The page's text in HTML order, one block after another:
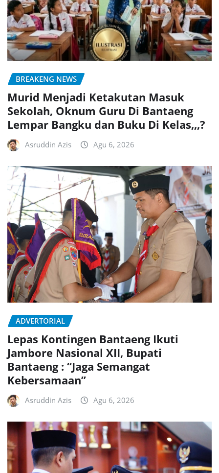
BREAKENG NEWS
Murid Menjadi Ketakutan Masuk
Sekolah, Oknum Guru Di Bantaeng
Lempar Bangku dan Buku Di Kelas,,,?
Asruddin Azis Agu 6, 2026
ADVERTORIAL
Lepas Kontingen Bantaeng Ikuti
Jambore Nasional XII, Bupati
Bantaeng : “Jaga Semangat
Kebersamaan”
Asruddin Azis Agu 6, 2026